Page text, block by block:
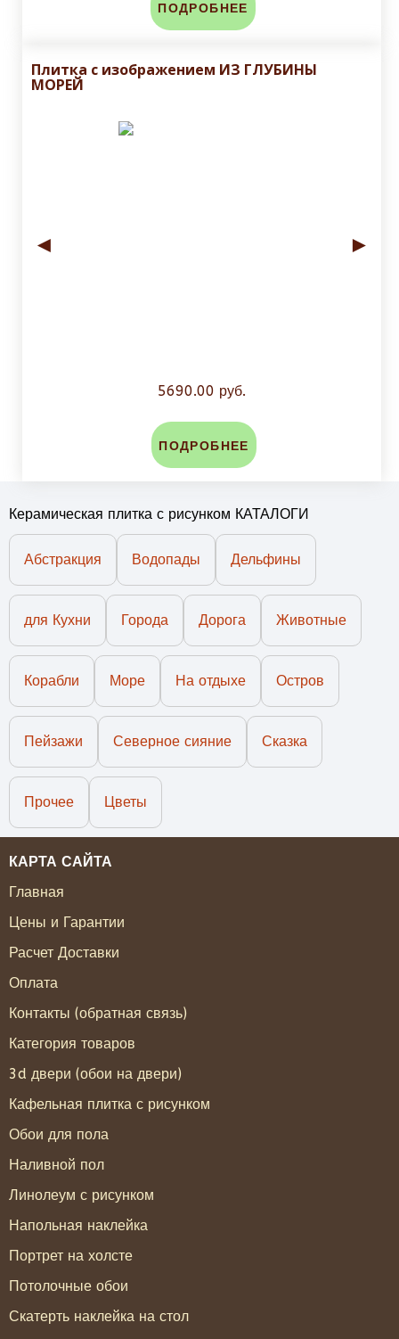
ПОДРОБНЕЕ
Плитка с изображением ИЗ ГЛУБИНЫ
МОРЕЙ
◄ ►
5690.00 руб.
ПОДРОБНЕЕ
Керамическая плитка с рисунком КАТАЛОГИ
Абстракция Водопады Дельфины
для Кухни Города Дорога Животные
Корабли Море На отдыхе Остров
Пейзажи Северное сияние Сказка
Прочее Цветы
КАРТА САЙТА
Главная
Цены и Гарантии
Расчет Доставки
Оплата
Контакты (обратная связь)
Категория товаров
3d двери (обои на двери)
Кафельная плитка с рисунком
Обои для пола
Наливной пол
Линолеум с рисунком
Напольная наклейка
Портрет на холсте
Потолочные обои
Скатерть наклейка на стол